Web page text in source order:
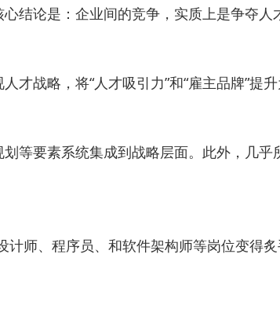
结论是：企业间的竞争，实质上是争夺
才战略，将“人才吸引力”和“雇主品牌”
等要素系统集成到战略层面。此外，几
师、程序员、和软件架构师等岗位变得